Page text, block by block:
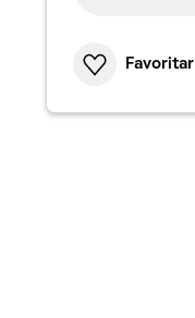
Favoritar